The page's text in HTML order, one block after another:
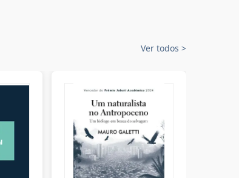
Ver todos >